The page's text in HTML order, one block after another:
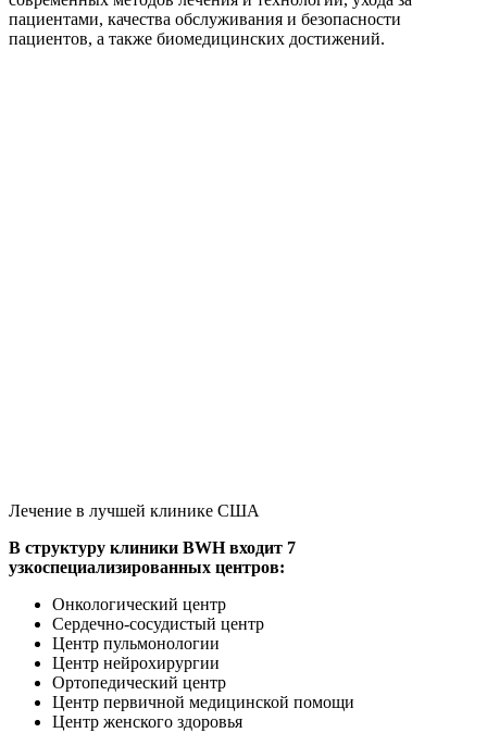
пациентами, качества обслуживания и безопасности
пациентов, а также биомедицинских достижений.
Лечение в лучшей клинике США
В структуру клиники BWH входит 7
узкоспециализированных центров:
Онкологический центр
Сердечно-сосудистый центр
Центр пульмонологии
Центр нейрохирургии
Ортопедический центр
Центр первичной медицинской помощи
Центр женского здоровья